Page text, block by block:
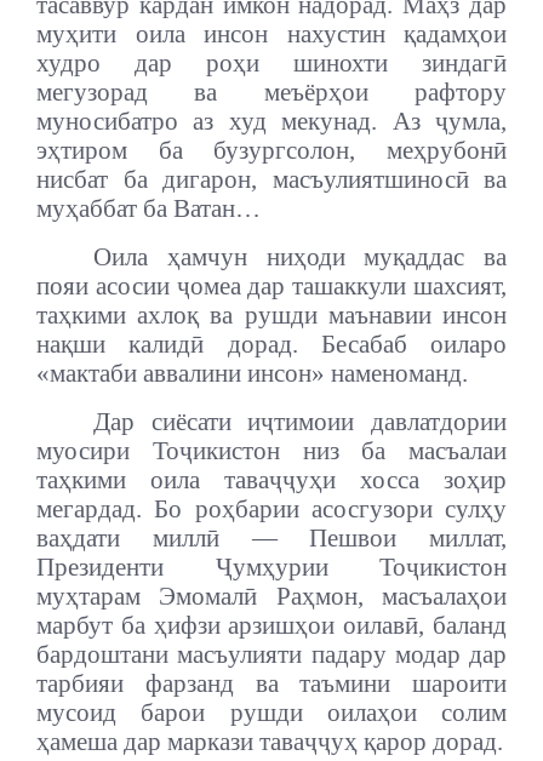
муҳити оила инсон нахустин қадамҳои
худро дар роҳи шинохти зиндагӣ
мегузорад ва меъёрҳои рафтору
муносибатро аз худ мекунад. Аз ҷумла,
эҳтиром ба бузургсолон, меҳрубонӣ
нисбат ба дигарон, масъулиятшиносӣ ва
муҳаббат ба Ватан…
Оила ҳамчун ниҳоди муқаддас ва
пояи асосии ҷомеа дар ташаккули шахсият,
таҳкими ахлоқ ва рушди маънавии инсон
нақши калидӣ дорад. Бесабаб оиларо
«мактаби аввалини инсон» наменоманд.
Дар сиёсати иҷтимоии давлатдории
муосири Тоҷикистон низ ба масъалаи
таҳкими оила таваҷҷуҳи хосса зоҳир
мегардад. Бо роҳбарии асосгузори сулҳу
ваҳдати миллӣ — Пешвои миллат,
Президенти Ҷумҳурии Тоҷикистон
муҳтарам Эмомалӣ Раҳмон, масъалаҳои
марбут ба ҳифзи арзишҳои оилавӣ, баланд
бардоштани масъулияти падару модар дар
тарбияи фарзанд ва таъмини шароити
мусоид барои рушди оилаҳои солим
ҳамеша дар маркази таваҷҷуҳ қарор дорад.